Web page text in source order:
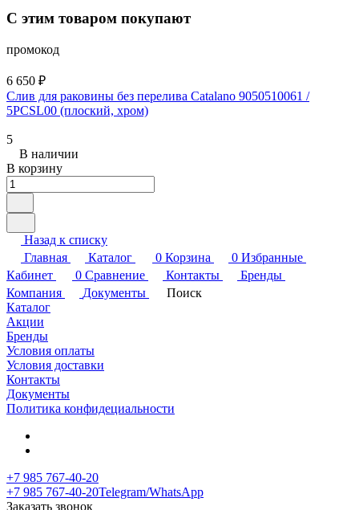
С этим товаром покупают
промокод
6 650 ₽
Слив для раковины без перелива Catalano 9050510061 /
5PCSL00 (плоский, хром)
5
В наличии
В корзину
Назад к списку
Главная
Каталог 0 Корзина 0 Избранные
Кабинет
0 Сравнение Контакты
Бренды
Компания
Документы
Поиск
Каталог
Акции
Бренды
Условия оплаты
Условия доставки
Контакты
Документы
Политика конфидециальности
+7 985 767-40-20
+7 985 767-40-20Telegram/WhatsApp
Заказать звонок